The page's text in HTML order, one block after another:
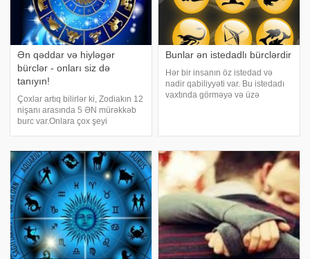
Ən qəddar və hiyləgər
bürclər - onları siz də
tanıyın!
Çoxlar artıq bilirlər ki, Zodiakın 12
nişanı arasında 5 ƏN mürəkkəb
burc var.Onlara çox şeyi
bağlıdır. 5 yer — OĞLAQ .
Oğlaqlar (dağ keçiləri) –
ünsiyyətd
Bunlar ən istedadlı bürclərdir
Hər bir insanın öz istedad və
nadir qabiliyyəti var. Bu istedadı
vaxtında görməyə və üzə